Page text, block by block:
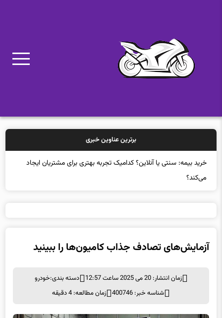
برترین عناوین خبری
زمان انتشار: 20 می 2025 ساعت 12:57 دسته بندی:خودرو